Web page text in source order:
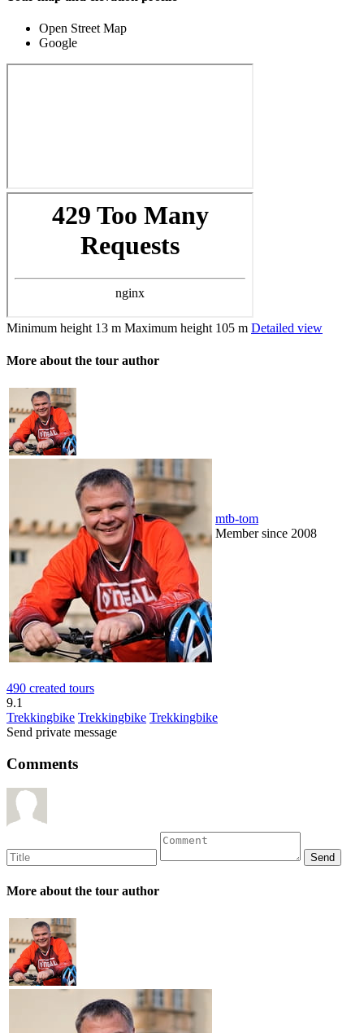
Open Street Map
Google
Minimum height 13 m Maximum height 105 m Detailed view
More about the tour author
mtb-tom
Member since 2008
490 created tours
9.1
Trekkingbike Trekkingbike Trekkingbike
Send private message
Comments
More about the tour author